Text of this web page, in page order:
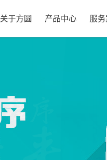
关于方圆 产品中心 服务